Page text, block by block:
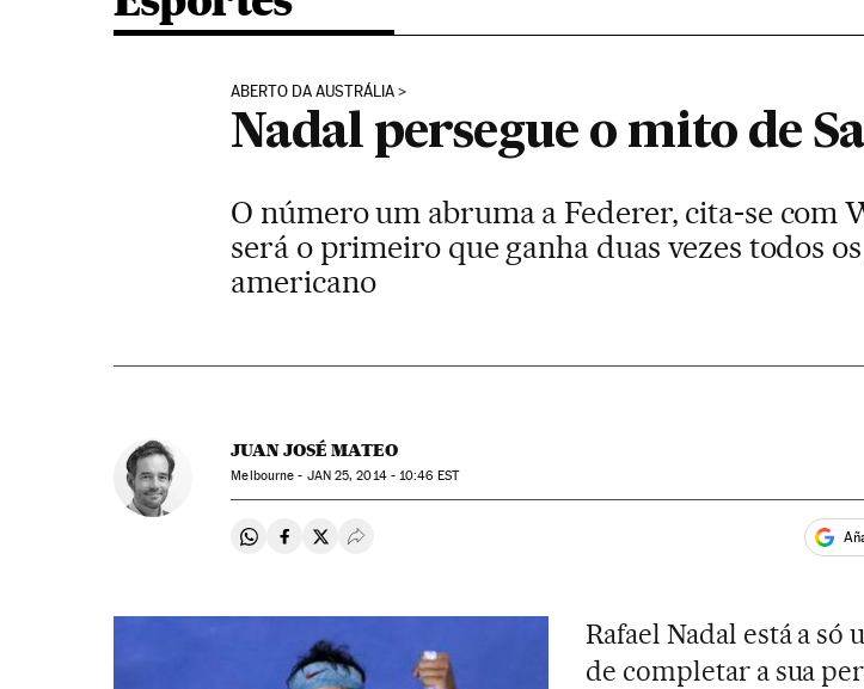
ABERTO DA AUSTRÁLIA
Nadal persegue o mito de
O número um abruma a Federer, cita-se com
será o primeiro que ganha duas vezes todos
americano
JUAN JOSÉ MATEO
Melbourne - JAN25, 2014 - 10:46 EST
Compartir en Whatsapp
Compartir en Facebook
Compartir en Twitter
Desplegar Redes Sociales
Rafael Nadal está a só
de completar a sua